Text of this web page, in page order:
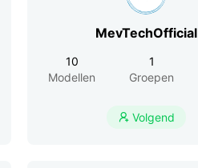
MevTechOfficial
10
Modellen
1
Groepen
 Volgend